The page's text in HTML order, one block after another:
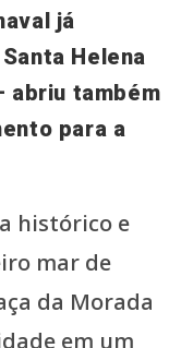
já
Helena
abriu também
para a
histórico e
mar de
da Morada
em um